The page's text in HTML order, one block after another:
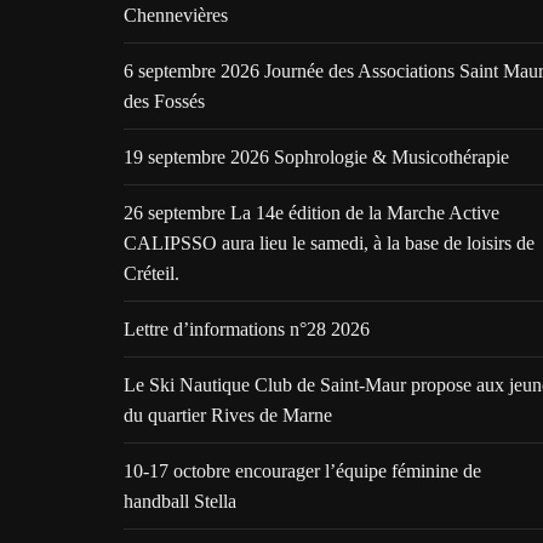
Chennevières
6 septembre 2026 Journée des Associations Saint Maur
des Fossés
19 septembre 2026 Sophrologie & Musicothérapie
26 septembre La 14e édition de la Marche Active
CALIPSSO aura lieu le samedi, à la base de loisirs de
Créteil.
Lettre d’informations n°28 2026
Le Ski Nautique Club de Saint-Maur propose aux
du quartier Rives de Marne
10-17 octobre encourager l’équipe féminine de
handball Stella